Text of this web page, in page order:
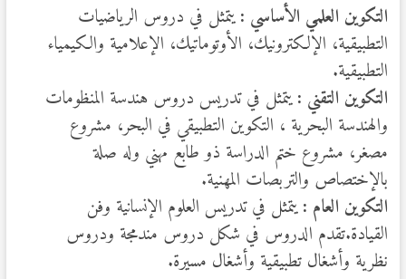
التكوين العلمي الأساسي :يتمثل في دروس الرياضيات
التطبيقية، الإلكترونيك، الأوتوماتيك، الإعلامية والكيمياء
التطبيقية.
التكوين التقني :يتمثل في تدريس دروس هندسة المنظومات
والهندسة البحرية ، التكوين التطبيقي في البحر، مشروع
مصغر، مشروع ختم الدراسة ذو طابع مهني وله صلة
بالإختصاص والتربصات المهنية.
التكوين العام :يتمثل في تدريس العلوم الإنسانية وفن
القيادة.تقدم الدروس في شكل دروس مندمجة ودروس
نظرية وأشغال تطبيقية وأشغال مسيرة.